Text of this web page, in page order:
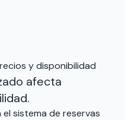
y disponibilidad
afecta
sistema de reservas